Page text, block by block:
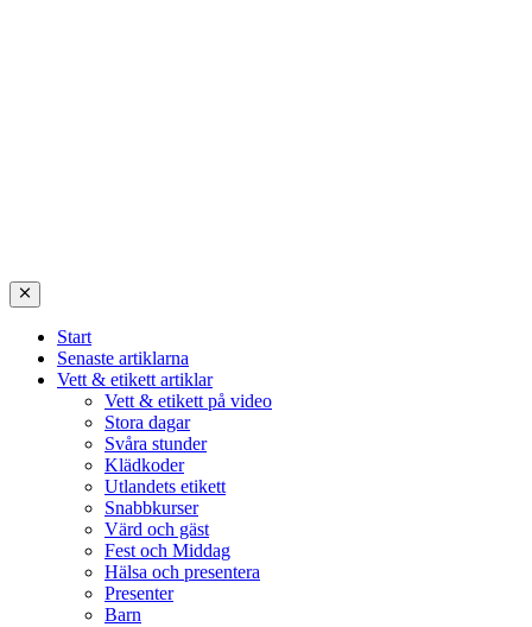
Start
Senaste artiklarna
Vett & etikett artiklar
Vett & etikett på video
Stora dagar
Svåra stunder
Klädkoder
Utlandets etikett
Snabbkurser
Värd och gäst
Fest och Middag
Hälsa och presentera
Presenter
Barn